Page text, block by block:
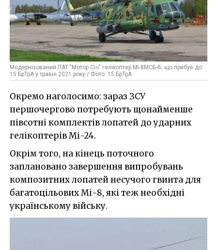
Модернізований ПАТ "Мотор Січ" гелікоптер Мі-8МСБ-В, що прибув до
15 БрТрА у травні 2021 року / Фото: 15 БрТрА
Окремо наголосимо: зараз ЗСУ
першочергово потребують щонайменше
півсотні комплектів лопатей до ударних
гелікоптерів Мі-24.
Окрім того, на кінець поточного
заплановано завершення випробувань
композитних лопатей несучого гвинта для
багатоцільових Мі-8, які теж необхідні
українському війську.